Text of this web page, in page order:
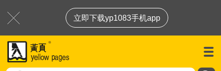
立即下载yp1083手机app